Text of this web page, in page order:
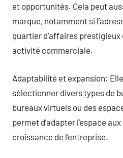
et opportunités. Cela peut
marque, notamment si
quartier d’affaires prestigieux
activité commerciale.
Adaptabilité et expansion:
sélectionner divers types de
bureaux virtuels ou des
permet d’adapter l’espace
croissance de l’entreprise.